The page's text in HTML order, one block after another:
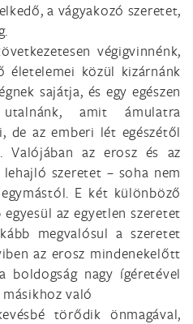
a vágyakozó szeretet,
végigvinnénk,
életelemei közül kizárnánk
sajátja, és egy egészen
amit ámulatra
de az emberi lét egészétől
Valójában az erosz és az
szeretet – soha nem
E két különböző
az egyetlen szeretet
megvalósul a szeretet
az erosz mindenekelőtt
boldogság nagy ígéretével
való
törődik önmagával,